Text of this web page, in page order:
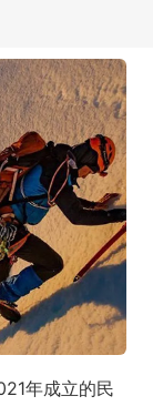
年成立的民